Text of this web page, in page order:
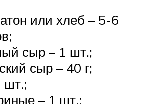
или хлеб – 5-6
сыр – 1 шт.;
сыр – 40 г;
шт.;
– 1 шт.;